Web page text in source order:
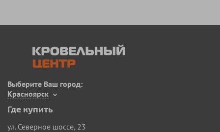
Выберите Ваш город:
Красноярск
Где купить
ул. Северное шоссе, 23